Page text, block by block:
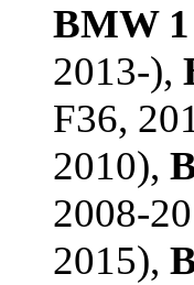
BMW 1
2013-),
F36,
2010),
2008-
2015),